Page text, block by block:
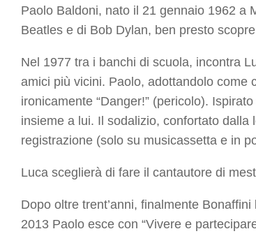
Paolo Baldoni, nato il 21 gennaio 1962 a
Beatles e di Bob Dylan, ben presto
Nel 1977 tra i banchi di scuola, incontra
amici più vicini. Paolo, adottandolo come
ironicamente “Danger!” (pericolo).
insieme a lui. Il sodalizio, confortato
registrazione (solo su musicassetta e in
Luca sceglierà di fare il cantautore di
Dopo oltre trent’anni, finalmente
2013 Paolo esce con “Vivere e